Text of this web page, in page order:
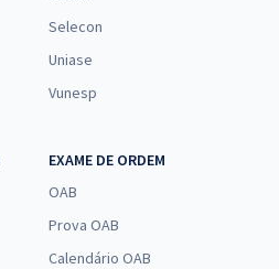
Selecon
Uniase
Vunesp
EXAME DE ORDEM
OAB
Prova OAB
Calendário OAB